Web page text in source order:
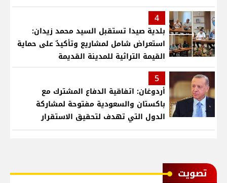
4
بلدية صيدا تستقبل السيد محمد زيدان:
استعراض شامل لمشاريع وتأكيدٌ على حماية
القيمة التراثية للمدينة القديمة
5
أردوغان: اتفاقية الدفاع المشترك مع
باكستان والسعودية مفتوحة لمشاركة
الدول التي تهدف لتحقيق الاستقرار
بمنطقتنا
ﺗﺼﻮﻳﺖ